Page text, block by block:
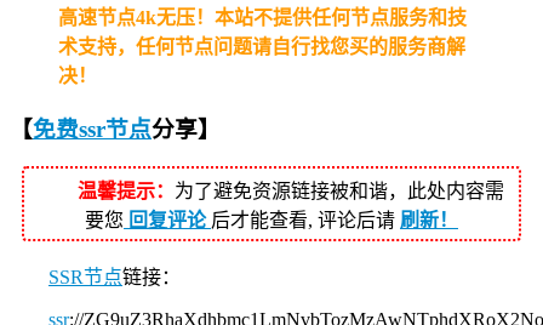
高速节点4k无压！ 本站不提供任何节点服务和技
术支持，任何节点问题请自行找您买的服务商解
决！
【免费ssr节点分享】
温馨提示： 为了避免资源链接被和谐，此处内容需
要您 回复评论 后才能查看, 评论后请 刷新！
SSR节点链接：
ssr://